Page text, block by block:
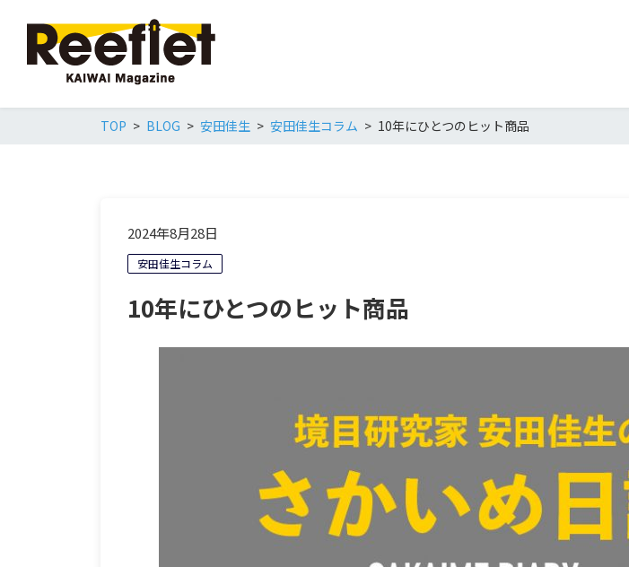
TOP BLOG 安田佳生 安田佳生コラム 10年にひとつのヒット商品
2024年8月28日
安田佳生コラム
10年にひとつのヒット商品